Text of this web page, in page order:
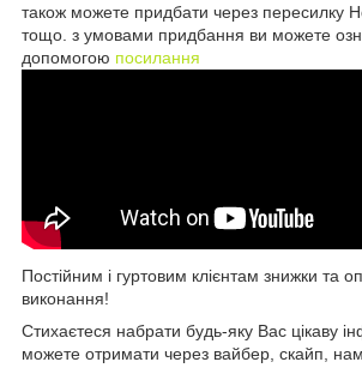
також можете придбати через пересилку
тощо. з умовами придбання ви можете
допомогою посилання
Постійним і гуртовим клієнтам знижки та
виконання!
Стихаєтеся набрати будь-яку Вас цікаву
можете отримати через вайбер, скайп,